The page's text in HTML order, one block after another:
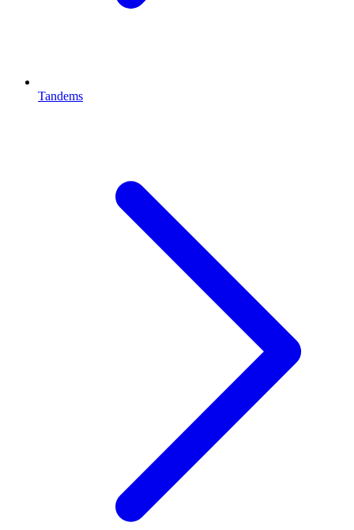
Tandems